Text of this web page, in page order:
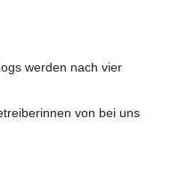
werden nach vier
von bei uns